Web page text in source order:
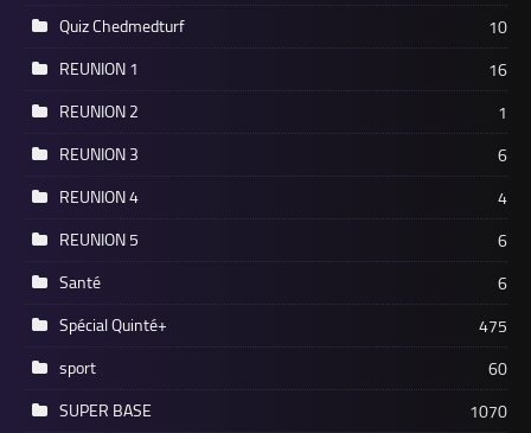
Quiz Chedmedturf
10
REUNION 1
16
REUNION 2
1
REUNION 3
6
REUNION 4
4
REUNION 5
6
Santé
6
Spécial Quinté+
475
sport
60
SUPER BASE
1070